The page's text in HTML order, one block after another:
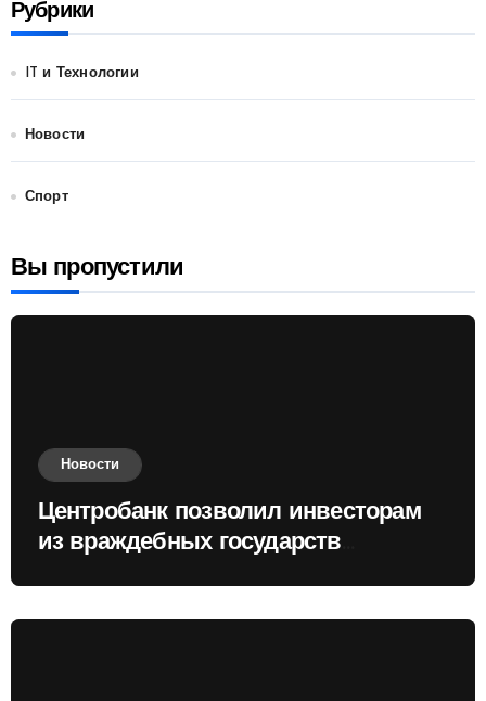
Рубрики
IT и Технологии
Новости
Спорт
Вы пропустили
Новости
Центробанк позволил инвесторам
из враждебных государств